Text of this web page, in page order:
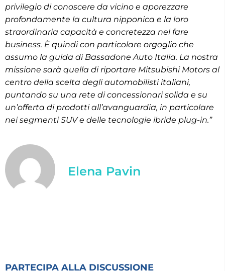
privilegio di conoscere da vicino e aporezzare
profondamente la cultura nipponica e la loro
straordinaria capacità e concretezza nel fare
business. È quindi con particolare orgoglio che
assumo la guida di Bassadone Auto Italia. La nostra
missione sarà quella di riportare Mitsubishi Motors al
centro della scelta degli automobilisti italiani,
puntando su una rete di concessionari solida e su
un’offerta di prodotti all’avanguardia, in particolare
nei segmenti SUV e delle tecnologie ibride plug-in.”
Elena Pavin
PARTECIPA ALLA DISCUSSIONE